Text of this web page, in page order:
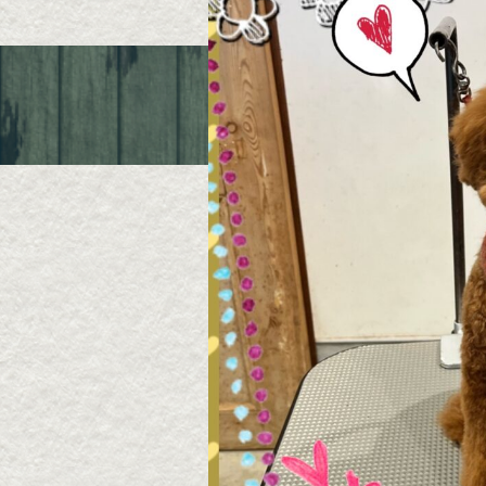
Queue de Chien
〒631-0061 奈良市三碓1-6-19
TEL ; 080-4015-1050
定休日 ; 水曜日/第2、第4日曜/祝日